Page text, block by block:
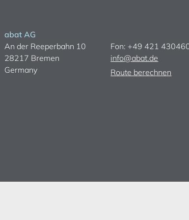
abat AG
An der Reeperbahn 10
28217 Bremen
Germany
Fon: +49 421
info@abat.de
Route berechnen